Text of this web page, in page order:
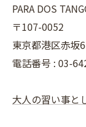
PARA DOS
〒107-0052
東京都港区赤坂
電話番号 : 03-
大人の習い事と